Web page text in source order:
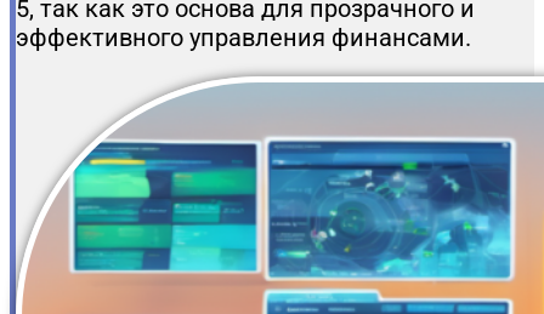
5, так как это основа для прозрачного и
эффективного управления финансами.